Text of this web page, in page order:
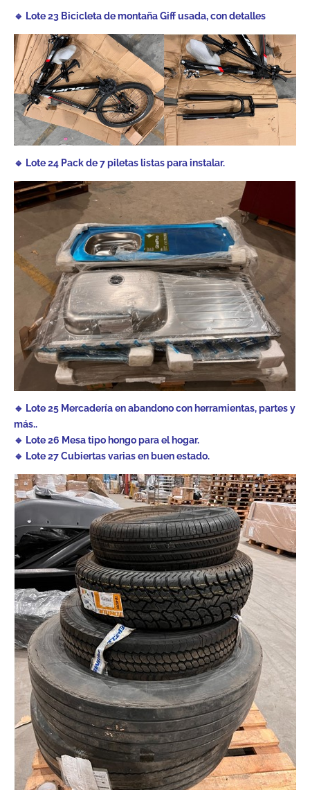
🔹 Lote 23 Bicicleta de montaña Giff usada, con detalles
🔹 Lote 24 Pack de 7 piletas listas para instalar.
🔹 Lote 25 Mercadería en abandono con herramientas, partes y
más..
🔹 Lote 26 Mesa tipo hongo para el hogar.
🔹 Lote 27 Cubiertas varias en buen estado.